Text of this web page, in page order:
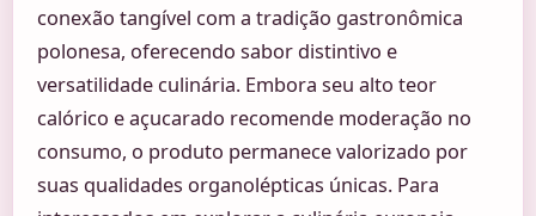
conexão tangível com a tradição gastronômica
polonesa, oferecendo sabor distintivo e
versatilidade culinária. Embora seu alto teor
calórico e açucarado recomende moderação no
consumo, o produto permanece valorizado por
suas qualidades organolépticas únicas. Para